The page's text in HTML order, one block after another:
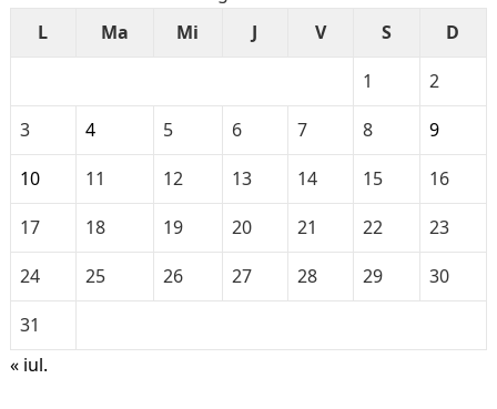
L
Ma Mi J V S
D
1
2
3
4 5 6 7 8
9
10
11 12 13 14 15
16
17
18 19 20 21 22
23
24
25 26 27 28 29
30
31
« iul.